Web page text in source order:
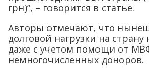
грн)”, – говорится в статье.
Авторы отмечают, что
долговой нагрузки на
даже с учетом помощи от
немногочисленных доноров.